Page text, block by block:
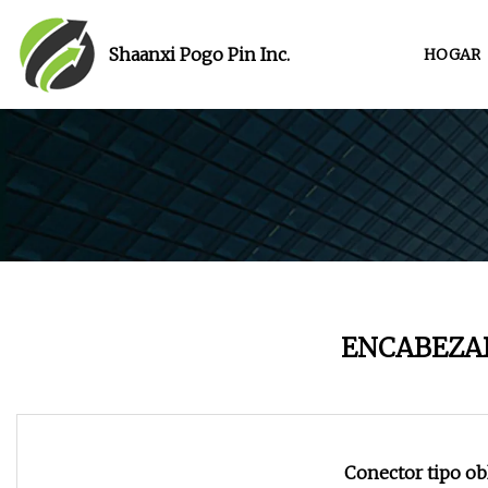
Shaanxi Pogo Pin Inc. HOGAR
Conector tipo